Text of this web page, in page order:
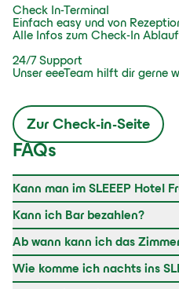
Check In-Terminal
Einfach easy und von
Alle Infos zum Check-In
24/7 Support
Unser eeeTeam hilft dir gerne
Zur Check-in-Seite
FAQs
Kann man im SLEEEP Hotel
Kann ich Bar bezahlen?
Ab wann kann ich das
Wie komme ich nachts ins